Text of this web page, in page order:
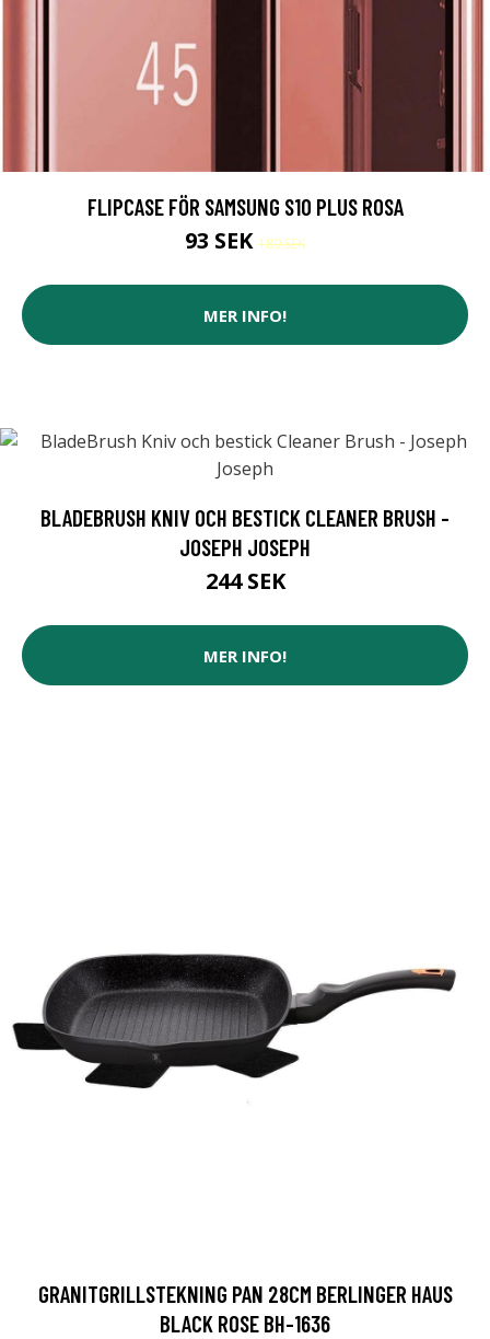
FLIPCASE FÖR SAMSUNG S10 PLUS ROSA
93 SEK 189 SEK
MER INFO!
BLADEBRUSH KNIV OCH BESTICK CLEANER BRUSH -
JOSEPH JOSEPH
244 SEK
MER INFO!
GRANITGRILLSTEKNING PAN 28CM BERLINGER HAUS
BLACK ROSE BH-1636